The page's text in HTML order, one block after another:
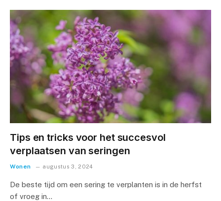
Tips en tricks voor het succesvol
verplaatsen van seringen
Wonen augustus 3, 2024
De beste tijd om een sering te verplanten is in de herfst
of vroeg in…